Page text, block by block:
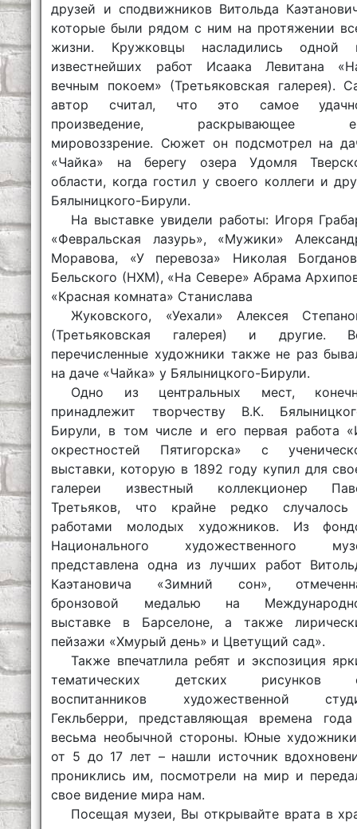
друзей и сподвижников Витольда
которые были рядом с ним на протяжении
жизни. Кружковцы насладились одной
известнейших работ Исаака Левитана
вечным покоем» (Третьяковская галерея).
автор считал, что это самое
произведение, раскрывающее
мировоззрение. Сюжет он подсмотрел на
«Чайка» на берегу озера Удомля
области, когда гостил у своего коллеги и
Бялыницкого-Бирули.
На выставке увидели работы: Игоря
«Февральская лазурь», «Мужики»
Моравова, «У перевоза» Николая
Бельского (НХМ), «На Севере» Абрама
«Красная комната» Станислава
Жуковского, «Уехали» Алексея
(Третьяковская галерея) и другие.
перечисленные художники также не раз
на даче «Чайка» у Бялыницкого-Бирули.
Одно из центральных мест,
принадлежит творчеству В.К.
Бирули, в том числе и его первая работа
окрестностей Пятигорска» с
выставки, которую в 1892 году купил для
галереи известный коллекционер
Третьяков, что крайне редко
работами молодых художников. Из
Национального художественного
представлена одна из лучших работ
Каэтановича «Зимний сон»,
бронзовой медалью на
выставке в Барселоне, а также
пейзажи «Хмурый день» и Цветущий сад».
Также впечатлила ребят и экспозиция
тематических детских рисунков
воспитанников художественной
Гекльберри, представляющая времена
весьма необычной стороны. Юные
от 5 до 17 лет – нашли источник
прониклись им, посмотрели на мир и
свое видение мира нам.
Посещая музеи, Вы открывайте врата в